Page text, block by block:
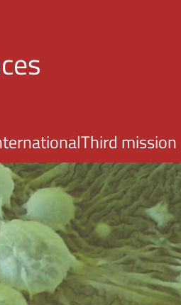
Third mission